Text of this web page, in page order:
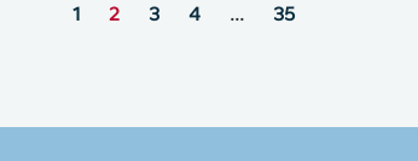
1 2 3 4 … 35